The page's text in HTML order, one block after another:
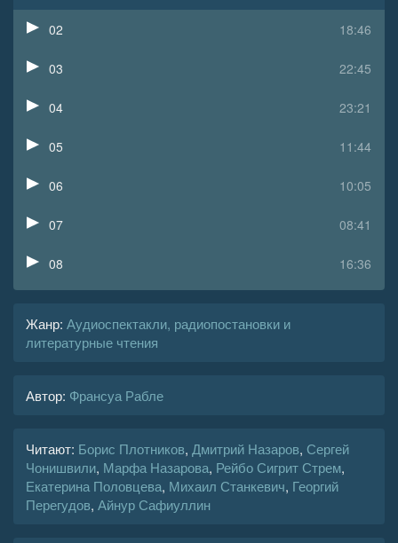
18:46
02
22:45
03
23:21
04
11:44
05
10:05
06
08:41
07
16:36
08
10
14:13
13
14
Жанр: Аудиоспектакли, радиопостановки и
литературные чтения
Автор: Франсуа Рабле
Читают: Борис Плотников, Дмитрий Назаров, Сергей
Чонишвили, Марфа Назарова, Рейбо Сигрит Стрем,
Екатерина Половцева, Михаил Станкевич, Георгий
Перегудов, Айнур Сафиуллин